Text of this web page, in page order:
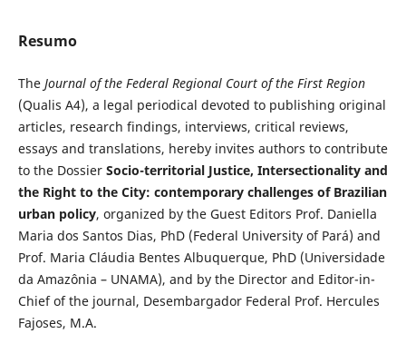
Resumo
The Journal of the Federal Regional Court of the First Region
(Qualis A4), a legal periodical devoted to publishing original
articles, research findings, interviews, critical reviews,
essays and translations, hereby invites authors to contribute
to the Dossier Socio-territorial Justice, Intersectionality and
the Right to the City: contemporary challenges of Brazilian
urban policy, organized by the Guest Editors Prof. Daniella
Maria dos Santos Dias, PhD (Federal University of Pará) and
Prof. Maria Cláudia Bentes Albuquerque, PhD (Universidade
da Amazônia – UNAMA), and by the Director and Editor-in-
Chief of the journal, Desembargador Federal Prof. Hercules
Fajoses, M.A.